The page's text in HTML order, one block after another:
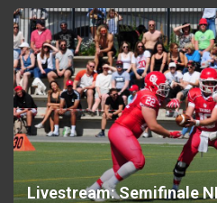
Livestream: Semifinale